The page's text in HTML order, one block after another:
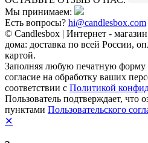
Мы принимаем:
Есть вопросы? hi@candlesbox.com
© Candlesbox | Интернет -
дома: доставка по всей России,
картой.
Заполняя любую печатную форму
согласие на обработку ваших
соответствии с Политикой
Пользователь подтверждает, что
пунктами Пользовательского
✕